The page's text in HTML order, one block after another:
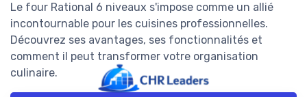
Le four Rational 6 niveaux s'impose comme un allié
incontournable pour les cuisines professionnelles.
Découvrez ses avantages, ses fonctionnalités et
comment il peut transformer votre organisation
culinaire.